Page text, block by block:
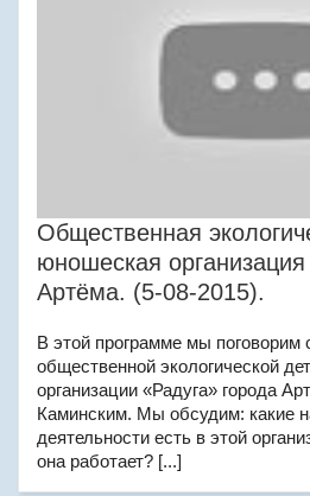
Общественная
юношеская
Артёма. (5-08-2015).
В этой программе мы поговорим
общественной экологической
организации «Радуга» города
Каминским. Мы обсудим: какие
деятельности есть в этой
она работает? [...]